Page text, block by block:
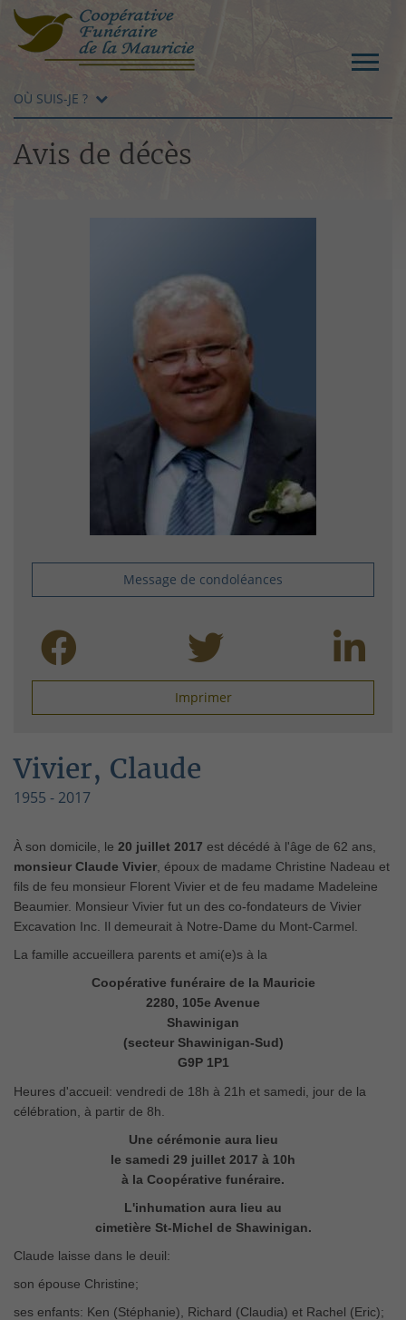
OÙ SUIS-JE ?
Avis de décès
Message de condoléances
Imprimer
Vivier, Claude
1955 - 2017
À son domicile, le 20 juillet 2017 est décédé à l'âge de 62 ans,
monsieur Claude Vivier, époux de madame Christine Nadeau et
fils de feu monsieur Florent Vivier et de feu madame Madeleine
Beaumier. Monsieur Vivier fut un des co-fondateurs de Vivier
Excavation Inc. Il demeurait à Notre-Dame du Mont-Carmel.
La famille accueillera parents et ami(e)s à la
Coopérative funéraire de la Mauricie
2280, 105e Avenue
Shawinigan
(secteur Shawinigan-Sud)
G9P 1P1
Heures d'accueil: vendredi de 18h à 21h et samedi, jour de la
célébration, à partir de 8h.
Une cérémonie aura lieu
le samedi 29 juillet 2017 à 10h
à la Coopérative funéraire.
L'inhumation aura lieu au
cimetière St-Michel de Shawinigan.
Claude laisse dans le deuil:
son épouse Christine;
ses enfants: Ken (Stéphanie), Richard (Claudia) et Rachel (Eric);